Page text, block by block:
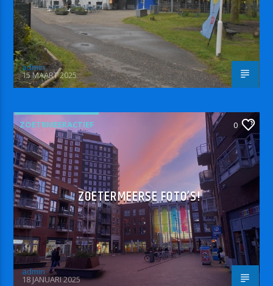
admin
15 MAART 2025
ZOETRMEERACTIEF 0
ZOETERMEERSE FOTO’S!
admin
18 JANUARI 2025